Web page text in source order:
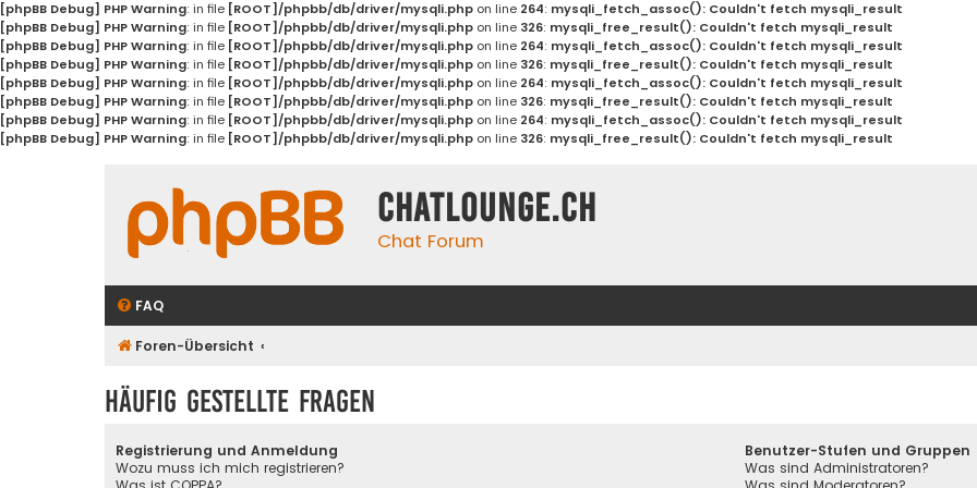
[phpBB Debug] PHP Warning: in file [ROOT]/phpbb/db/driver/mysqli.php on line 264: mysqli_fetch_assoc(): Couldn't fetch mysqli_result
[phpBB Debug] PHP Warning: in file [ROOT]/phpbb/db/driver/mysqli.php on line 326: mysqli_free_result(): Couldn't fetch mysqli_result
[phpBB Debug] PHP Warning: in file [ROOT]/phpbb/db/driver/mysqli.php on line 264: mysqli_fetch_assoc(): Couldn't fetch mysqli_result
[phpBB Debug] PHP Warning: in file [ROOT]/phpbb/db/driver/mysqli.php on line 326: mysqli_free_result(): Couldn't fetch mysqli_result
[phpBB Debug] PHP Warning: in file [ROOT]/phpbb/db/driver/mysqli.php on line 264: mysqli_fetch_assoc(): Couldn't fetch mysqli_result
[phpBB Debug] PHP Warning: in file [ROOT]/phpbb/db/driver/mysqli.php on line 326: mysqli_free_result(): Couldn't fetch mysqli_result
[phpBB Debug] PHP Warning: in file [ROOT]/phpbb/db/driver/mysqli.php on line 264: mysqli_fetch_assoc(): Couldn't fetch mysqli_result
[phpBB Debug] PHP Warning: in file [ROOT]/phpbb/db/driver/mysqli.php on line 326: mysqli_free_result(): Couldn't fetch mysqli_result
Chatlounge.ch
Chat Forum
FAQ
Foren-Übersicht
Häufig gestellte Fragen
Registrierung und Anmeldung
Wozu muss ich mich registrieren?
Benutzer-Stufen und Gruppen
Was sind Administratoren?